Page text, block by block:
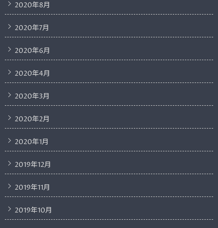
2020年8月
2020年7月
2020年6月
2020年4月
2020年3月
2020年2月
2020年1月
2019年12月
2019年11月
2019年10月